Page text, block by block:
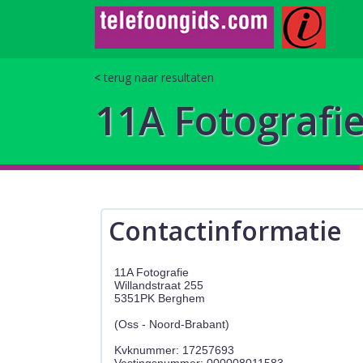
terug naar resultaten
11A
Contactinformatie
11A Fotografie
Willandstraat 255
5351PK Berghem
(Oss - Noord-Brabant)
Kvknummer: 17257693